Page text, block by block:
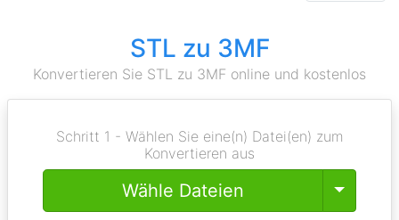
STL zu 3MF
Konvertieren Sie STL zu 3MF online und kostenlos
Schritt 1 - Wählen Sie eine(n) Datei(en) zum
Konvertieren aus
Wähle Dateien Toggle